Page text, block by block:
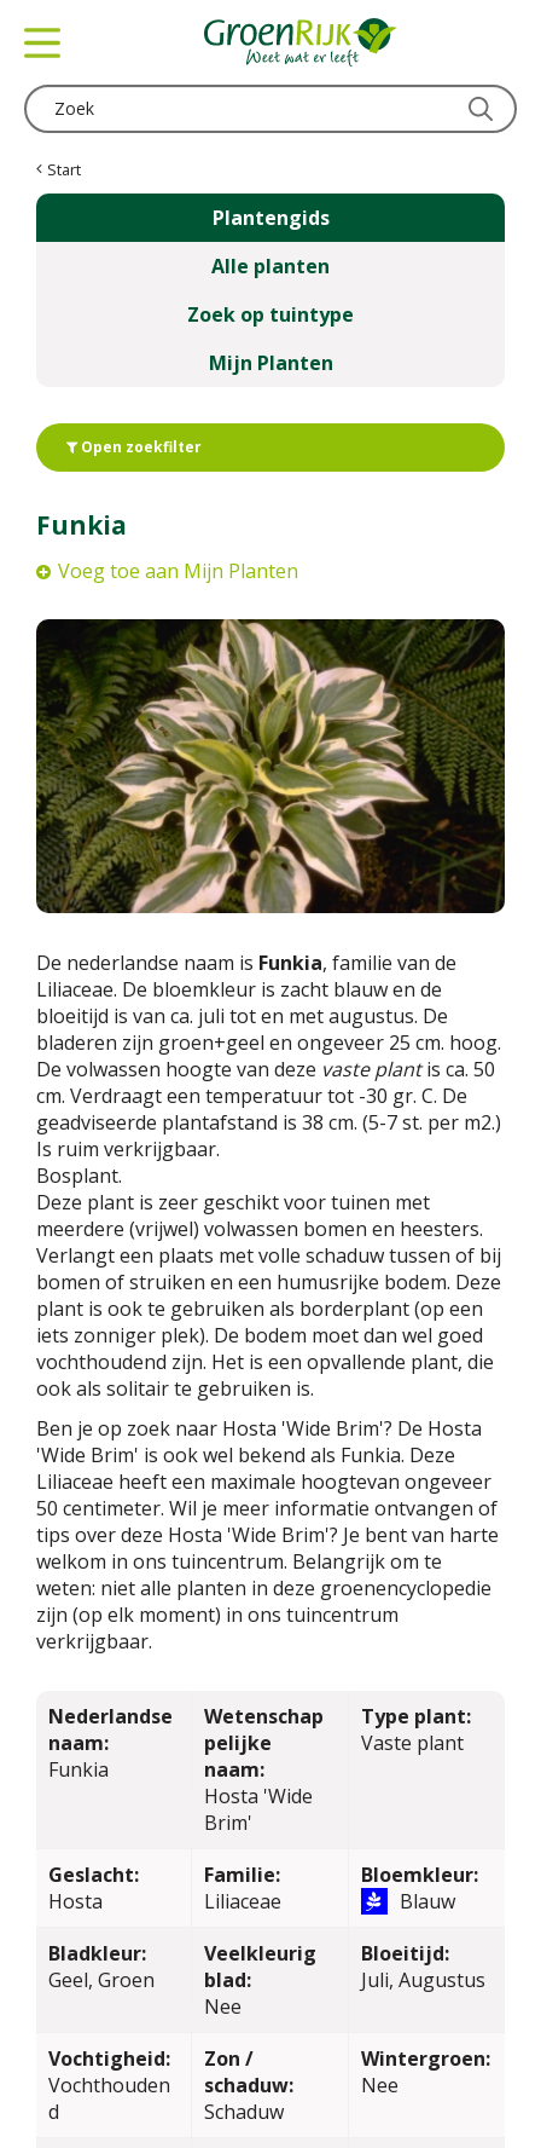
Start
Plantengids
Alle planten
Zoek op tuintype
Mijn Planten
Open zoekfilter
Funkia
Voeg toe aan Mijn Planten
De nederlandse naam is Funkia, familie van de
Liliaceae. De bloemkleur is zacht blauw en de
bloeitijd is van ca. juli tot en met augustus. De
bladeren zijn groen+geel en ongeveer 25 cm. hoog.
De volwassen hoogte van deze vaste plantis ca. 50
cm. Verdraagt een temperatuur tot -30 gr. C. De
geadviseerde plantafstand is 38 cm. (5-7 st. per m2.)
Is ruim verkrijgbaar.
Bosplant.
Deze plant is zeer geschikt voor tuinen met
meerdere (vrijwel) volwassen bomen en heesters.
Verlangt een plaats met volle schaduw tussen of bij
bomen of struiken en een humusrijke bodem. Deze
plant is ook te gebruiken als borderplant (op een
iets zonniger plek). De bodem moet dan wel goed
vochthoudend zijn. Het is een opvallende plant, die
ook als solitair te gebruiken is.
Ben je op zoek naar Hosta 'Wide Brim'? De Hosta
'Wide Brim' is ook wel bekend als Funkia. Deze
Liliaceae heeft een maximale hoogtevan ongeveer
50 centimeter. Wil je meer informatie ontvangen of
tips over deze Hosta 'Wide Brim'? Je bent van harte
welkom in ons tuincentrum. Belangrijk om te
weten: niet alle planten in deze groenencyclopedie
zijn (op elk moment) in ons tuincentrum
verkrijgbaar.
Nederlandse
naam:
Funkia
Wetenschap
pelijke
naam:
Hosta 'Wide
Brim'
Type plant:
Vaste plant
Geslacht:
Hosta
Familie:
Liliaceae
Bloemkleur:
Blauw
Bladkleur:
Geel, Groen
Veelkleurig
blad:
Nee
Bloeitijd:
Juli, Augustus
Vochtigheid:
Vochthouden
d
Zon /
schaduw:
Schaduw
Wintergroen:
Nee